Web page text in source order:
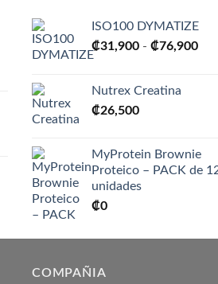
ISO100 DYMATIZE
₡31,900 - ₡76,900
Nutrex Creatina
₡26,500
MyProtein Brownie
Proteico – PACK de
unidades
₡0
COMPAÑIA